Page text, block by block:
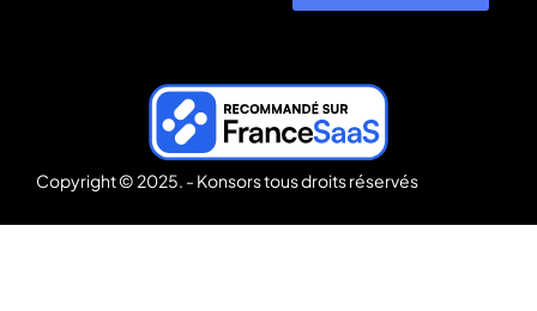
Copyright © 2025. - Konsors tous droits réservés